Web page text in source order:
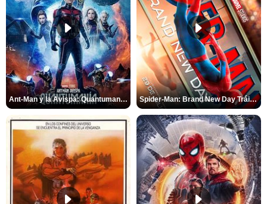
Ant-Man y la Avispa: Quantumanía Tráiler (2) Spider-Man: Brand New Day Tráiler (3)